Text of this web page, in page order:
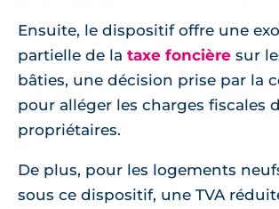
Ensuite, le dispositif offre une
partielle de la taxe foncière sur
bâties, une décision prise par la
pour alléger les charges fiscales
propriétaires.
De plus, pour les logements
sous ce dispositif, une TVA